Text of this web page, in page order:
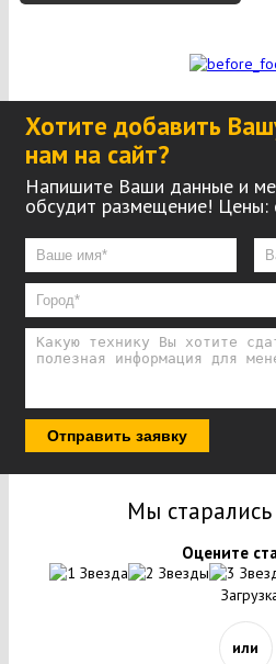
Хотите добавить
нам на сайт?
Напишите Ваши данные и
обсудит размещение! Цены:
Отправить заявку
Мы
Оцените
или